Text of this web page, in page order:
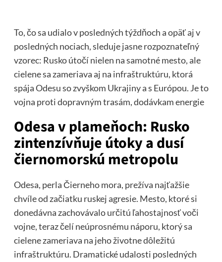
To, čo sa udialo v posledných týždňoch a opäť aj v
posledných nociach, sleduje jasne rozpoznateľný
vzorec: Rusko útočí nielen na samotné mesto, ale
cielene sa zameriava aj na infraštruktúru, ktorá
spája Odesu so zvyškom Ukrajiny a s Európou. Je to
vojna proti dopravným trasám, dodávkam energie
Odesa v plameňoch: Rusko
zintenzívňuje útoky a dusí
čiernomorskú metropolu
Odesa, perla Čierneho mora, prežíva najťažšie
chvíle od začiatku ruskej agresie. Mesto, ktoré si
donedávna zachovávalo určitú ľahostajnosť voči
vojne, teraz čelí neúprosnému náporu, ktorý sa
cielene zameriava na jeho životne dôležitú
infraštruktúru. Dramatické udalosti posledných